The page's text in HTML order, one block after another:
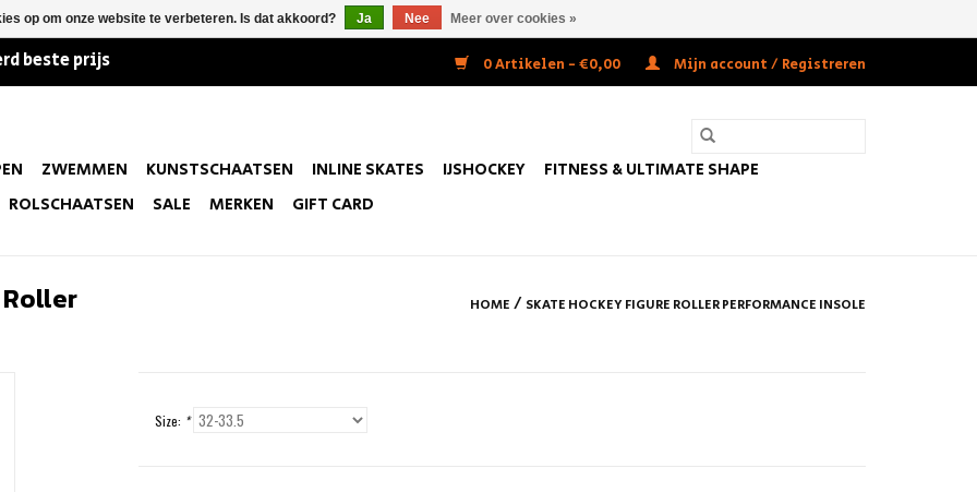
beste prijs 0 Artikelen - €0,00 Mijn account / Registreren
ZWEMMEN KUNSTSCHAATSEN INLINE SKATES IJSHOCKEY
FITNESS & ULTIMATE SHAPE
ROLSCHAATSEN
SALE MERKEN GIFT CARD
HOME / SKATE HOCKEY FIGURE ROLLER PERFORMANCE INSOLE
Size: *
op om onze website te verbeteren. Is dat akkoord? Ja Nee Meer over cookies »